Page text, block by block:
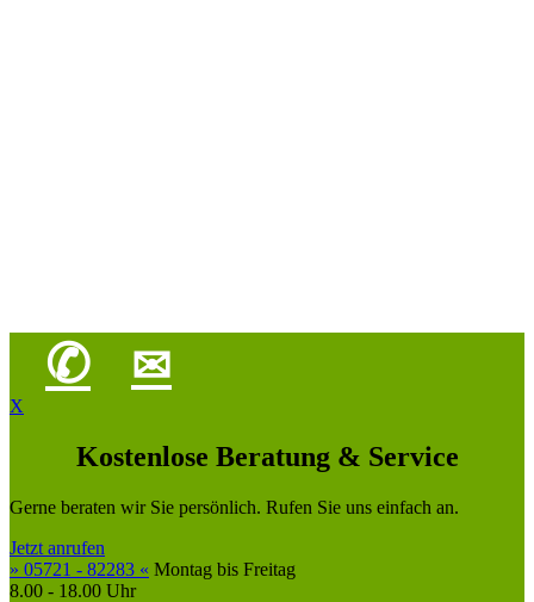
✆ ✉
X
Kostenlose Beratung & Service
Gerne beraten wir Sie persönlich. Rufen Sie uns einfach an.
Jetzt anrufen
» 05721 - 82283 « Montag bis Freitag
8.00 - 18.00 Uhr